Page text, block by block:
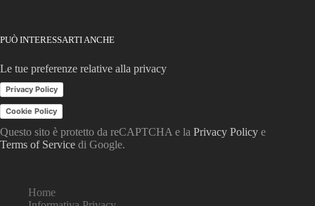
PUÒ INTERESSARTI ANCHE
Le tue preferenze relative alla privacy
Privacy Policy
Cookie Policy
Questo sito è protetto da reCAPTCHA e la Privacy Policy e
Terms of Service di Google.
Home